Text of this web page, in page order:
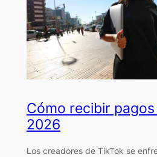
Cómo recibir
2026
Los creadores de TikTok se